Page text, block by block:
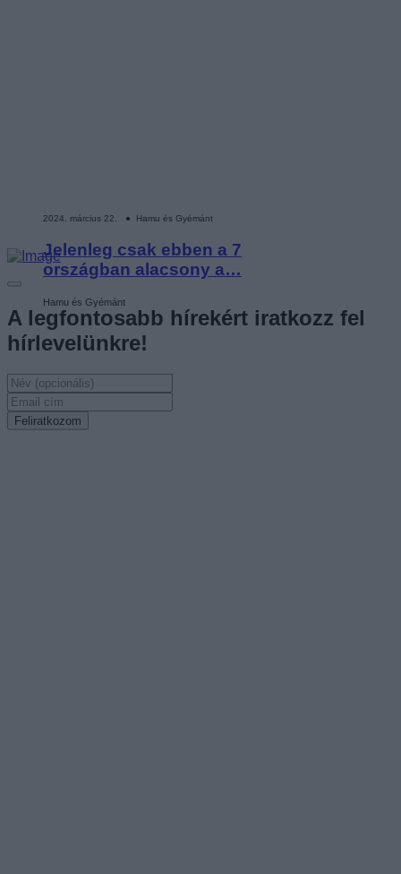
2024. március 22. ● Hamu és Gyémánt
Jelenleg csak ebben a 7
országban alacsony a…
Hamu és Gyémánt
A legfontosabb hírekért iratkozz fel
hírlevelünkre!
Feliratkozom